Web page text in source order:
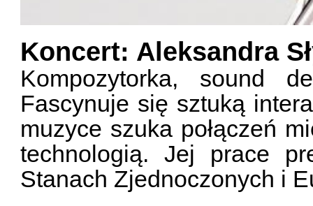
Koncert: Aleksandra
Kompozytorka, sound
Fascynuje się sztuką
muzyce szuka połączeń
technologią. Jej prace
Stanach Zjednoczonych i